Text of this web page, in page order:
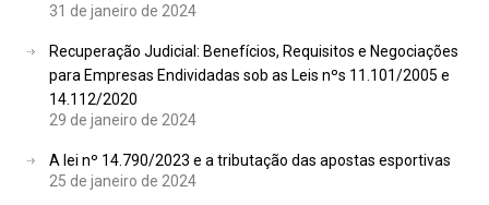
31 de janeiro de 2024
Recuperação Judicial: Benefícios, Requisitos e Negociações
para Empresas Endividadas sob as Leis nºs 11.101/2005 e
14.112/2020
29 de janeiro de 2024
A lei nº 14.790/2023 e a tributação das apostas esportivas
25 de janeiro de 2024